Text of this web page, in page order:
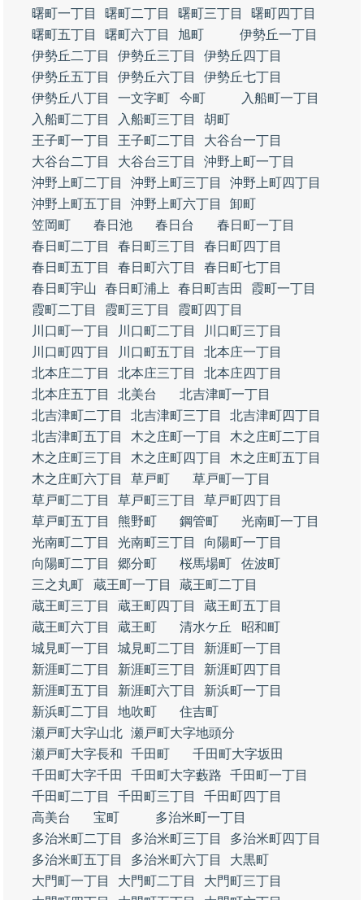
曙町一丁目
曙町二丁目 曙町三丁目
曙町四丁目
曙町五丁目
曙町六丁目 旭町
伊勢丘一丁目
伊勢丘二丁目
伊勢丘三丁目
伊勢丘四丁目
伊勢丘五丁目
伊勢丘六丁目
伊勢丘七丁目
伊勢丘八丁目
一文字町 今町
入船町一丁目
入船町二丁目
入船町三丁目
胡町
王子町一丁目
王子町二丁目
大谷台一丁目
大谷台二丁目
大谷台三丁目
沖野上町一丁目
沖野上町二丁目
沖野上町三丁目
沖野上町四丁目
沖野上町五丁目
沖野上町六丁目
卸町
笠岡町
春日池 春日台
春日町一丁目
春日町二丁目
春日町三丁目
春日町四丁目
春日町五丁目
春日町六丁目
春日町七丁目
春日町宇山
春日町浦上 春日町吉田
霞町一丁目
霞町二丁目
霞町三丁目
霞町四丁目
川口町一丁目
川口町二丁目
川口町三丁目
川口町四丁目
川口町五丁目
北本庄一丁目
北本庄二丁目
北本庄三丁目
北本庄四丁目
北本庄五丁目
北美台
北吉津町一丁目
北吉津町二丁目
北吉津町三丁目
北吉津町四丁目
北吉津町五丁目
木之庄町一丁目
木之庄町二丁目
木之庄町三丁目
木之庄町四丁目
木之庄町五丁目
木之庄町六丁目
草戸町
草戸町一丁目
草戸町二丁目
草戸町三丁目
草戸町四丁目
草戸町五丁目
熊野町 鋼管町
光南町一丁目
光南町二丁目
光南町三丁目
向陽町一丁目
向陽町二丁目
郷分町 桜馬場町
佐波町
三之丸町
蔵王町一丁目
蔵王町二丁目
蔵王町三丁目
蔵王町四丁目
蔵王町五丁目
蔵王町六丁目
蔵王町 清水ケ丘
昭和町
城見町一丁目
城見町二丁目
新涯町一丁目
新涯町二丁目
新涯町三丁目
新涯町四丁目
新涯町五丁目
新涯町六丁目
新浜町一丁目
新浜町二丁目
地吹町
住吉町
瀬戸町大字山北 瀬戸町大字地頭分
瀬戸町大字長和
千田町
千田町大字坂田
千田町大字千田
千田町大字藪路
千田町一丁目
千田町二丁目
千田町三丁目
千田町四丁目
高美台
宝町
多治米町一丁目
多治米町二丁目
多治米町三丁目
多治米町四丁目
多治米町五丁目
多治米町六丁目
大黒町
大門町一丁目
大門町二丁目
大門町三丁目